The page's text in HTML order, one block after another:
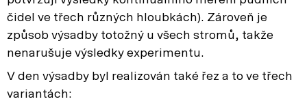
čidel ve třech různých hloubkách). Zároveň je
způsob výsadby totožný u všech stromů, takže
nenarušuje výsledky experimentu.
V den výsadby byl realizován také řez a to ve třech
variantách: